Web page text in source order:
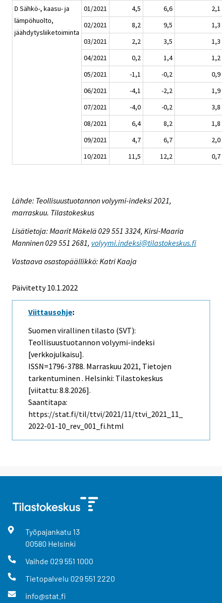
D Sähkö-, kaasu- ja
lämpöhuolto,
jäähdytysliiketoiminta
01/2021 4,5 6,6
2,1
02/2021
8,2 9,5
1,3
03/2021
2,2 3,5
1,3
04/2021
0,2 1,4
1,2
05/2021
-1,1 -0,2
0,9
06/2021
-4,1 -2,2
1,9
07/2021
-4,0 -0,2
3,8
08/2021
6,4 8,2
1,8
09/2021
4,7 6,7
2,0
10/2021
11,5 12,2 0,7
Lähde: Teollisuustuotannon volyymi-indeksi 2021,
marraskuu. Tilastokeskus
Lisätietoja: Maarit Mäkelä 029 551 3324, Kirsi-Maaria
Manninen 029 551 2681, volyymi.indeksi@tilastokeskus.fi
Vastaava osastopäällikkö: Katri Kaaja
Päivitetty 10.1.2022
Viittausohje:
Suomen virallinen tilasto (SVT):
Teollisuustuotannon volyymi-indeksi
[verkkojulkaisu].
ISSN=1796-3788. Marraskuu 2021, Tietojen
tarkentuminen . Helsinki: Tilastokeskus
[viitattu: 8.8.2026].
Saantitapa:
https://stat.fi/til/ttvi/2021/11/ttvi_2021_11_
2022-01-10_rev_001_fi.html
Työpajankatu 13
00580 Helsinki
Vaihde 029 551 1000
Tietopalvelu 029 551 2220
info@stat.fi